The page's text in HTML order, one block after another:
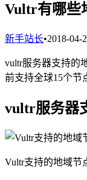
Vultr有哪些
新手站长•2018-04-
vultr服务器支持的
前支持全球15个节
vultr服务器
Vultr支持的地域节